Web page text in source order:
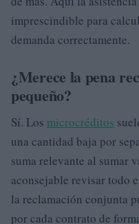
imprescindible para
demanda correctamente.
¿Merece la pena
pequeño?
Sí. Los microcréditos
una cantidad baja por
suma relevante al sumar
aconsejable revisar todo
la reclamación conjunta
por cada contrato de